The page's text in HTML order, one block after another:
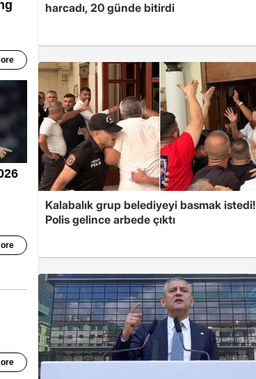
harcadı, 20 günde bitirdi
Kalabalık grup belediyeyi basmak istedi!
Polis gelince arbede çıktı